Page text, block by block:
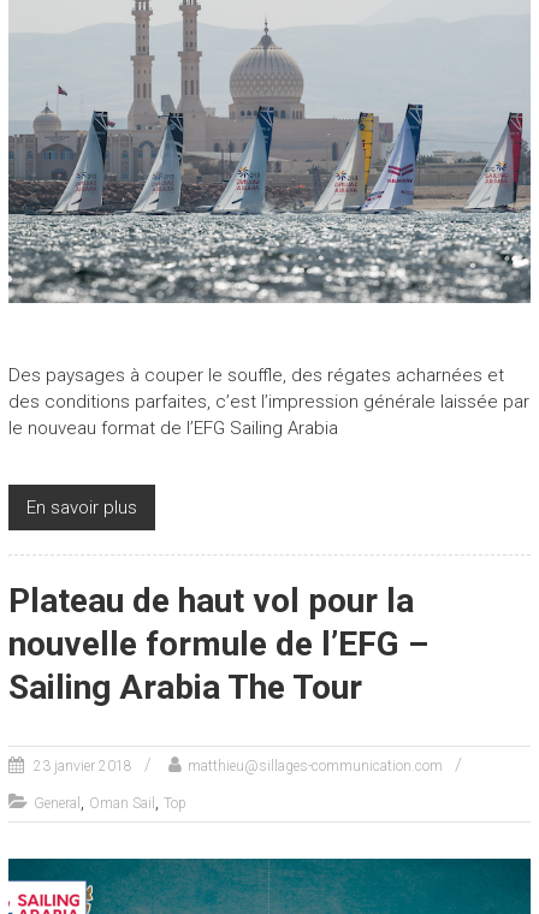
Des paysages à couper le souffle, des régates acharnées et
des conditions parfaites, c’est l’impression générale laissée par
le nouveau format de l’EFG Sailing Arabia
En savoir plus
Plateau de haut vol pour la
nouvelle formule de l’EFG –
Sailing Arabia The Tour
23 janvier 2018 matthieu@sillages-communication.com
General , Oman Sail , Top